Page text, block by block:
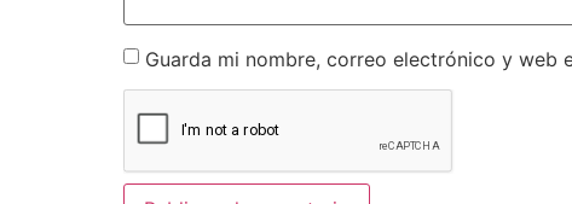
Guarda mi nombre, correo electrónico y web